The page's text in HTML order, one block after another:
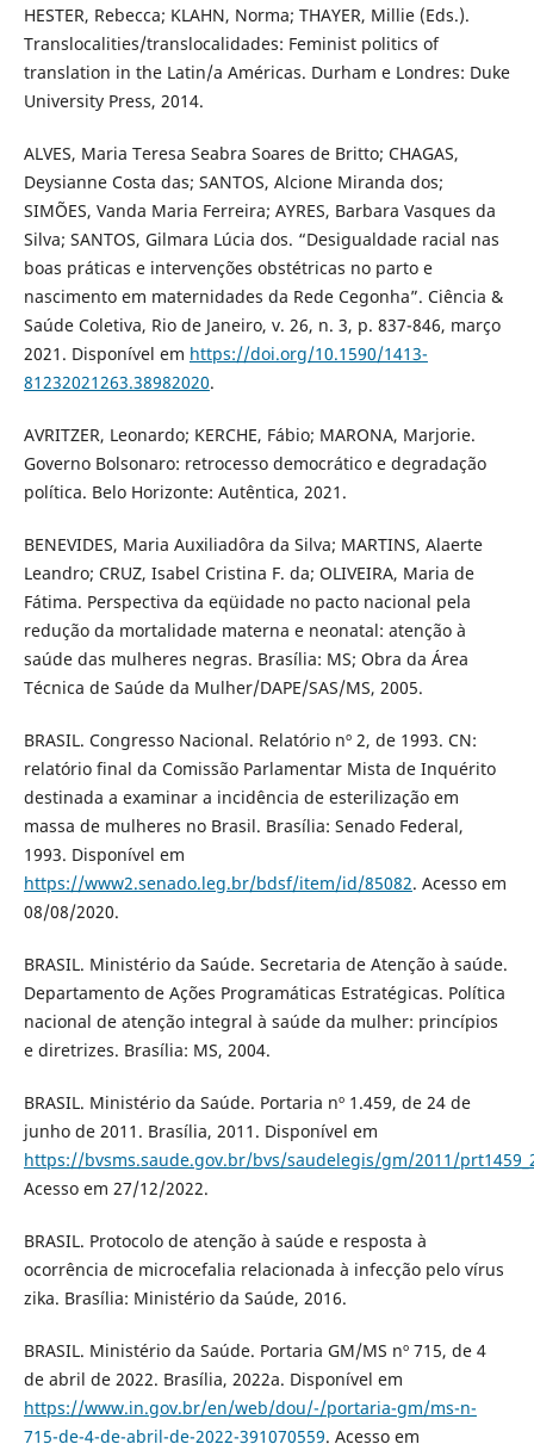
HESTER, Rebecca; KLAHN, Norma; THAYER, Millie (Eds.).
Translocalities/translocalidades: Feminist politics of
translation in the Latin/a Américas. Durham e Londres: Duke
University Press, 2014.
ALVES, Maria Teresa Seabra Soares de Britto; CHAGAS,
Deysianne Costa das; SANTOS, Alcione Miranda dos;
SIMÕES, Vanda Maria Ferreira; AYRES, Barbara Vasques da
Silva; SANTOS, Gilmara Lúcia dos. “Desigualdade racial nas
boas práticas e intervenções obstétricas no parto e
nascimento em maternidades da Rede Cegonha”. Ciência &
Saúde Coletiva, Rio de Janeiro, v. 26, n. 3, p. 837-846, março
2021. Disponível em https://doi.org/10.1590/1413-
81232021263.38982020.
AVRITZER, Leonardo; KERCHE, Fábio; MARONA, Marjorie.
Governo Bolsonaro: retrocesso democrático e degradação
política. Belo Horizonte: Autêntica, 2021.
BENEVIDES, Maria Auxiliadôra da Silva; MARTINS, Alaerte
Leandro; CRUZ, Isabel Cristina F. da; OLIVEIRA, Maria de
Fátima. Perspectiva da eqüidade no pacto nacional pela
redução da mortalidade materna e neonatal: atenção à
saúde das mulheres negras. Brasília: MS; Obra da Área
Técnica de Saúde da Mulher/DAPE/SAS/MS, 2005.
BRASIL. Congresso Nacional. Relatório nº 2, de 1993. CN:
relatório final da Comissão Parlamentar Mista de Inquérito
destinada a examinar a incidência de esterilização em
massa de mulheres no Brasil. Brasília: Senado Federal,
1993. Disponível em
https://www2.senado.leg.br/bdsf/item/id/85082. Acesso em
08/08/2020.
BRASIL. Ministério da Saúde. Secretaria de Atenção à saúde.
Departamento de Ações Programáticas Estratégicas. Política
nacional de atenção integral à saúde da mulher: princípios
e diretrizes. Brasília: MS, 2004.
BRASIL. Ministério da Saúde. Portaria nº 1.459, de 24 de
junho de 2011. Brasília, 2011. Disponível em
https://bvsms.saude.gov.br/bvs/saudelegis/gm/2011/
Acesso em 27/12/2022.
BRASIL. Protocolo de atenção à saúde e resposta à
ocorrência de microcefalia relacionada à infecção pelo vírus
zika. Brasília: Ministério da Saúde, 2016.
BRASIL. Ministério da Saúde. Portaria GM/MS nº 715, de 4
de abril de 2022. Brasília, 2022a. Disponível em
https://www.in.gov.br/en/web/dou/-/portaria-gm/ms-n-
715-de-4-de-abril-de-2022-391070559. Acesso em